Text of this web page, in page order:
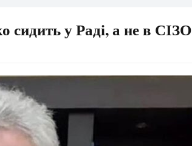
у Раді, а не в СІЗО